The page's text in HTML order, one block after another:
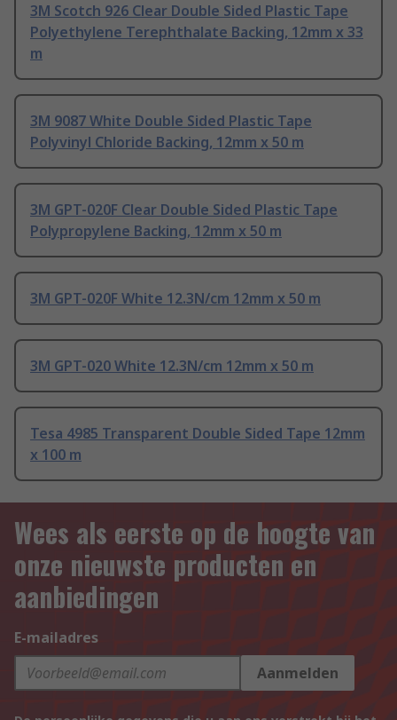
3M Scotch 926 Clear Double Sided Plastic Tape
Polyethylene Terephthalate Backing, 12mm x 33
m
3M 9087 White Double Sided Plastic Tape
Polyvinyl Chloride Backing, 12mm x 50 m
3M GPT-020F Clear Double Sided Plastic Tape
Polypropylene Backing, 12mm x 50 m
3M GPT-020F White 12.3N/cm 12mm x 50 m
3M GPT-020 White 12.3N/cm 12mm x 50 m
Tesa 4985 Transparent Double Sided Tape 12mm
x 100 m
Wees als eerste op de hoogte van
onze nieuwste producten en
aanbiedingen
E-mailadres
Aanmelden